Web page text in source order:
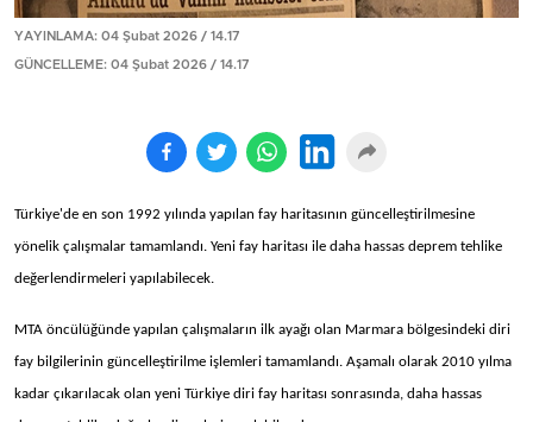
YAYINLAMA: 04 Şubat 2026 / 14.17
GÜNCELLEME: 04 Şubat 2026 / 14.17
Türkiye'de en son 1992 yılında yapılan fay haritasının güncelleştirilmesine
yönelik çalışmalar tamamlandı. Yeni fay haritası ile daha hassas deprem tehlike
değerlendirmeleri yapılabilecek.
MTA öncülüğünde yapılan çalışmaların ilk ayağı olan Marmara bölgesindeki diri
fay bilgilerinin güncelleştirilme işlemleri tamamlandı. Aşamalı olarak 2010 yılma
kadar çıkarılacak olan yeni Türkiye diri fay haritası sonrasında, daha hassas